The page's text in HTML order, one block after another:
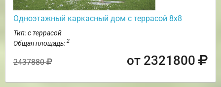
Одноэтажный каркасный дом с террасой 8х8
Тип: с террасой
Общая площадь: 2
2437880 от 2321800